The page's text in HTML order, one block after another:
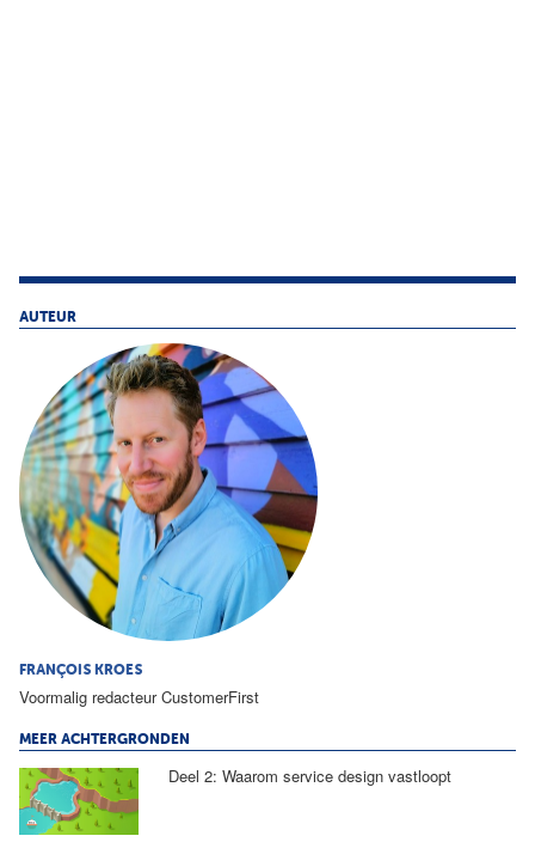
AUTEUR
FRANÇOIS KROES
Voormalig redacteur CustomerFirst
MEER ACHTERGRONDEN
Deel 2: Waarom service design vastloopt